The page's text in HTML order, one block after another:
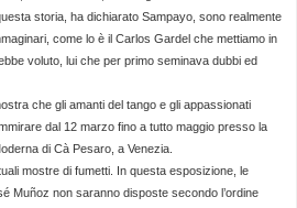
storia, ha dichiarato Sampayo, sono realmente
come lo è il Carlos Gardel che mettiamo in
voluto, lui che per primo seminava dubbi ed
che gli amanti del tango e gli appassionati
dal 12 marzo fino a tutto maggio presso la
di Cà Pesaro, a Venezia.
mostre di fumetti. In questa esposizione, le
Muñoz non saranno disposte secondo l’ordine